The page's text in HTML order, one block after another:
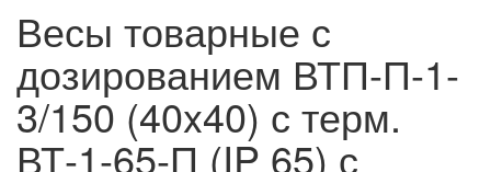
Весы товарные с
дозированием ВТП-П-1-
3/150 (40x40) с терм.
ВТ-1-65-П (IP 65) с